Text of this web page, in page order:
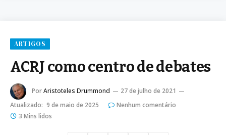
ARTIGOS
ACRJ como centro de debates
PorAristoteles Drummond
27 de julho de 2021
Atualizado: 9 de maio de 2025
Nenhum comentário
3 Mins lidos